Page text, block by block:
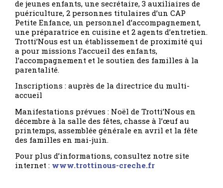
de jeunes enfants, une secrétaire, 3 auxiliaires de
puériculture, 2 personnes titulaires d’un CAP
Petite Enfance, un personnel d’accompagnement,
une préparatrice en cuisine et 2 agents d’entretien.
Trotti’Nous est un établissement de proximité qui
a pour missions l’accueil des enfants,
l’accompagnement et le soutien des familles à la
parentalité.
Inscriptions : auprès de la directrice du multi-
accueil
Manifestations prévues : Noël de Trotti’Nous en
décembre à la salle des fêtes, chasse à l’œuf au
printemps, assemblée générale en avril et la fête
des familles en mai-juin.
Pour plus d’informations, consultez notre site
internet : www.trottinous-creche.fr